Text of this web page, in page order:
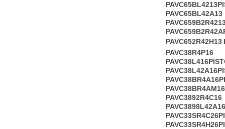
PAVC65BL42A13
PAVC652R42H13
PAVC38R4P16
PAVC38BR4AM16
PAVC3892R4C16